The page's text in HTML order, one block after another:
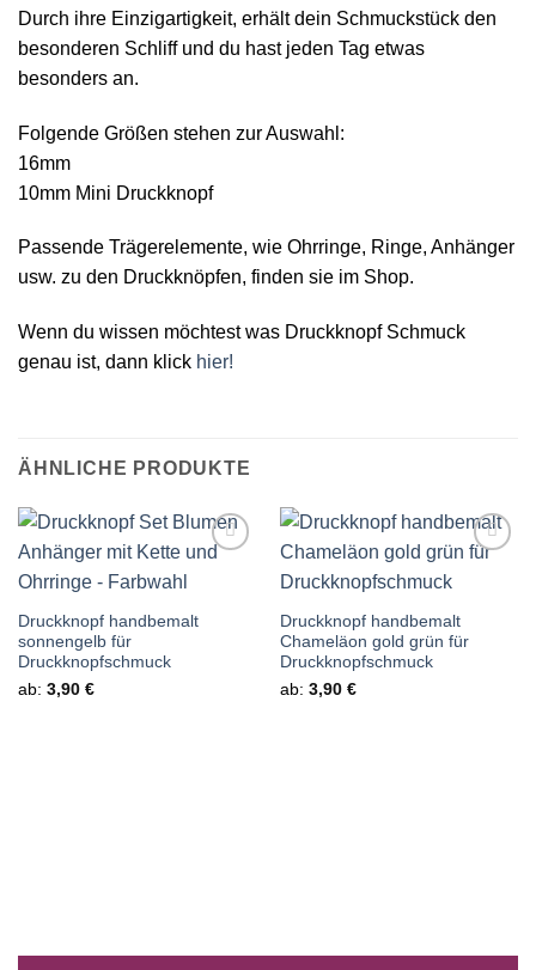
Durch ihre Einzigartigkeit, erhält dein Schmuckstück den
besonderen Schliff und du hast jeden Tag etwas
besonders an.
Folgende Größen stehen zur Auswahl:
16mm
10mm Mini Druckknopf
Passende Trägerelemente, wie Ohrringe, Ringe, Anhänger
usw. zu den Druckknöpfen, finden sie im Shop.
Wenn du wissen möchtest was Druckknopf Schmuck
genau ist, dann klick hier!
ÄHNLICHE PRODUKTE
Wunschliste
Druckknopf handbemalt
sonnengelb für
Druckknopfschmuck
ab: 3,90 €
Wunschliste
Druckknopf handbemalt
Chameläon gold grün für
Druckknopfschmuck
ab: 3,90 €